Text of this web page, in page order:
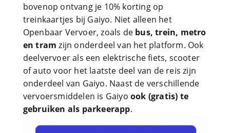
bovenop ontvang je 10% korting op
treinkaartjes bij Gaiyo. Niet alleen het
Openbaar Vervoer, zoals de bus, trein, metro
en tram zijn onderdeel van het platform. Ook
deelvervoer als een elektrische fiets, scooter
of auto voor het laatste deel van de reis zijn
onderdeel van Gaiyo. Naast de verschillende
vervoersmiddelen is Gaiyo ook (gratis) te
gebruiken als parkeerapp.